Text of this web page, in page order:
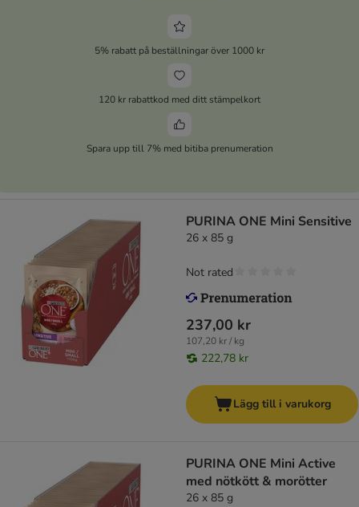
5% rabatt på beställningar över 1000 kr
120 kr rabattkod med ditt stämpelkort
Spara upp till 7% med bitiba prenumeration
PURINA ONE Mini Sensitive
26 x 85 g
237,00 kr
107,20 kr / kg
222,78 kr
Not rated
Lägg till i varukorg
PURINA ONE Mini Active
med nötkött & morötter
26 x 85 g